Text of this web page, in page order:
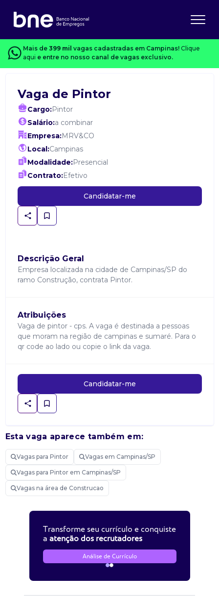
Mais de 399 mil vagas cadastradas em Campinas! Clique
aqui e entre no nosso canal de vagas exclusivo.
Vaga de Pintor
Cargo:Pintor
Salário:a combinar
Empresa:MRV&CO
Local:Campinas
Modalidade:Presencial
Contrato:Efetivo
Candidatar-me
Descrição Geral
Empresa localizada na cidade de Campinas/SP do
ramo Construção, contrata Pintor.
Atribuições
Vaga de pintor - cps. A vaga é destinada a pessoas
que moram na região de campinas e sumaré. Para o
qr code ao lado ou copie o link da vaga.
Candidatar-me
Esta vaga aparece também em:
Vagas para Pintor Vagas em Campinas/SP
Vagas para Pintor em Campinas/SP
Vagas na área de Construcao
Transforme seu currículo e conquiste
a atenção dos recrutadores
Análise de Currículo